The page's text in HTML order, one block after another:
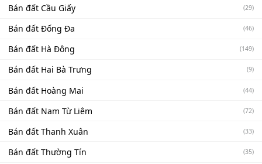
Bán đất Cầu Giấy (29)
Bán đất Đống Đa (46)
Bán đất Hà Đông (149)
Bán đất Hai Bà Trưng (9)
Bán đất Hoàng Mai (44)
Bán đất Nam Từ Liêm (72)
Bán đất Thanh Xuân (33)
Bán đất Thường Tín (35)